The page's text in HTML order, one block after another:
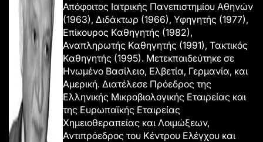
Απόφοιτος Ιατρικής Πανεπιστημίου Αθηνών
(1963), Διδάκτωρ (1966), Υφηγητής (1977),
Επίκουρος Καθηγητής (1982),
Αναπληρωτής Καθηγητής (1991), Τακτικός
Καθηγητής (1995). Μετεκπαιδεύτηκε σε
Ηνωμένο Βασίλειο, Ελβετία, Γερμανία, και
Αμερική. Διατέλεσε Πρόεδρος της
Ελληνικής Μικροβιολογικής Εταιρείας και
της Ευρωπαϊκής Εταιρείας
Χημειοθεραπείας και Λοιμώξεων,
Αντιπρόεδρος του Κέντρου Ελέγχου και